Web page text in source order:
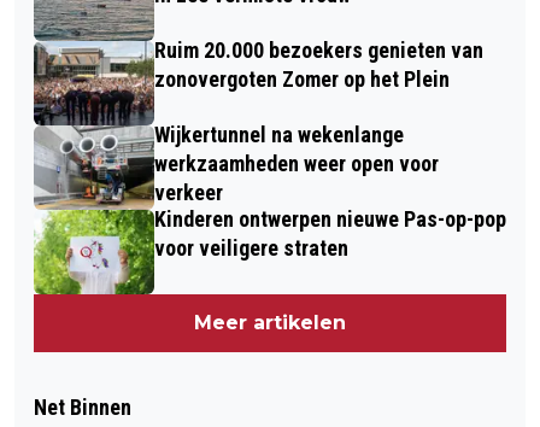
Ruim 20.000 bezoekers genieten van
zonovergoten Zomer op het Plein
Wijkertunnel na wekenlange
werkzaamheden weer open voor
verkeer
Kinderen ontwerpen nieuwe Pas-op-pop
voor veiligere straten
Meer artikelen
Net Binnen